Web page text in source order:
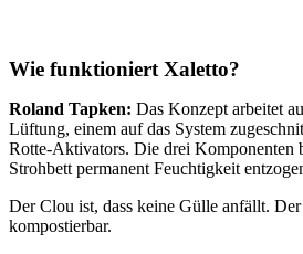
Wie funktioniert Xaletto?
Roland Tapken: Das Konzept arbeitet
Lüftung, einem auf das System
Rotte-Aktivators. Die drei Komponenten
Strohbett permanent Feuchtigkeit
Der Clou ist, dass keine Gülle anfällt.
kompostierbar.